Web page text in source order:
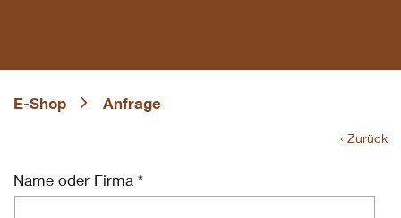
E-Shop Anfrage
‹ Zurück
Name oder Firma *